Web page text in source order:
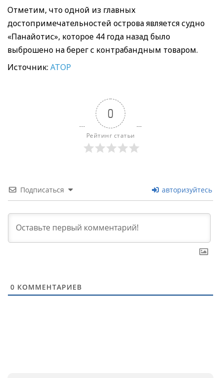
Отметим, что одной из главных
достопримечательностей острова является судно
«Панайотис», которое 44 года назад было
выброшено на берег с контрабандным товаром.
Источник: АТОР
0
Рейтинг статьи
Подписаться авторизуйтесь
0 КОММЕНТАРИЕВ